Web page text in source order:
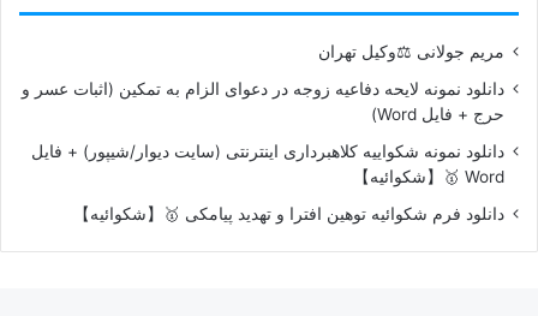
مریم جولانی ⚖️وکیل تهران
دانلود نمونه لایحه دفاعیه زوجه در دعوای الزام به تمکین (اثبات عسر و
حرج + فایل Word)
دانلود نمونه شکواییه کلاهبرداری اینترنتی (سایت دیوار/شیپور) + فایل
Word 🥇【شکوائیه】
دانلود فرم شکوائیه توهین افترا و تهدید پیامکی 🥇【شکوائیه】